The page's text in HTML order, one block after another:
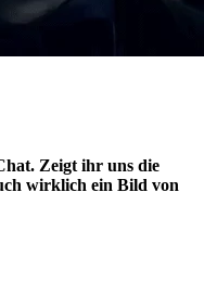
Zeigt ihr uns die
wirklich ein Bild von